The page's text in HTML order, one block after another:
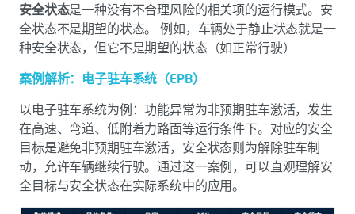
安全状态是一种没有不合理风险的相关项的运行模式。安
全状态不是期望的状态。 例如，车辆处于静止状态就是一
种安全状态，但它不是期望的状态（如正常行驶）
案例解析：电子驻车系统（EPB）
以电子驻车系统为例：功能异常为非预期驻车激活，发生
在高速、弯道、低附着力路面等运行条件下。对应的安全
目标是避免非预期驻车激活，安全状态则为解除驻车制
动，允许车辆继续行驶。通过这一案例，可以直观理解安
全目标与安全状态在实际系统中的应用。